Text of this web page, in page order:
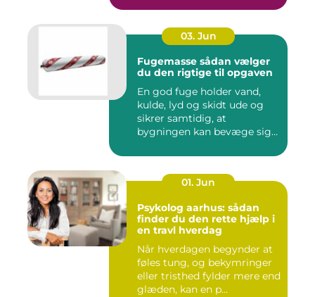
03. Jun
Fugemasse sådan vælger
du den rigtige til opgaven
En god fuge holder vand,
kulde, lyd og skidt ude og
sikrer samtidig, at
bygningen kan bevæge sig
01. Jun
Psykolog aarhus: sådan
finder du den rette hjælp i
en travl hverdag
Når hverdagen begynder at
føles tung, og bekymringer
eller tristhed fylder mere end
glæden, kan en p...